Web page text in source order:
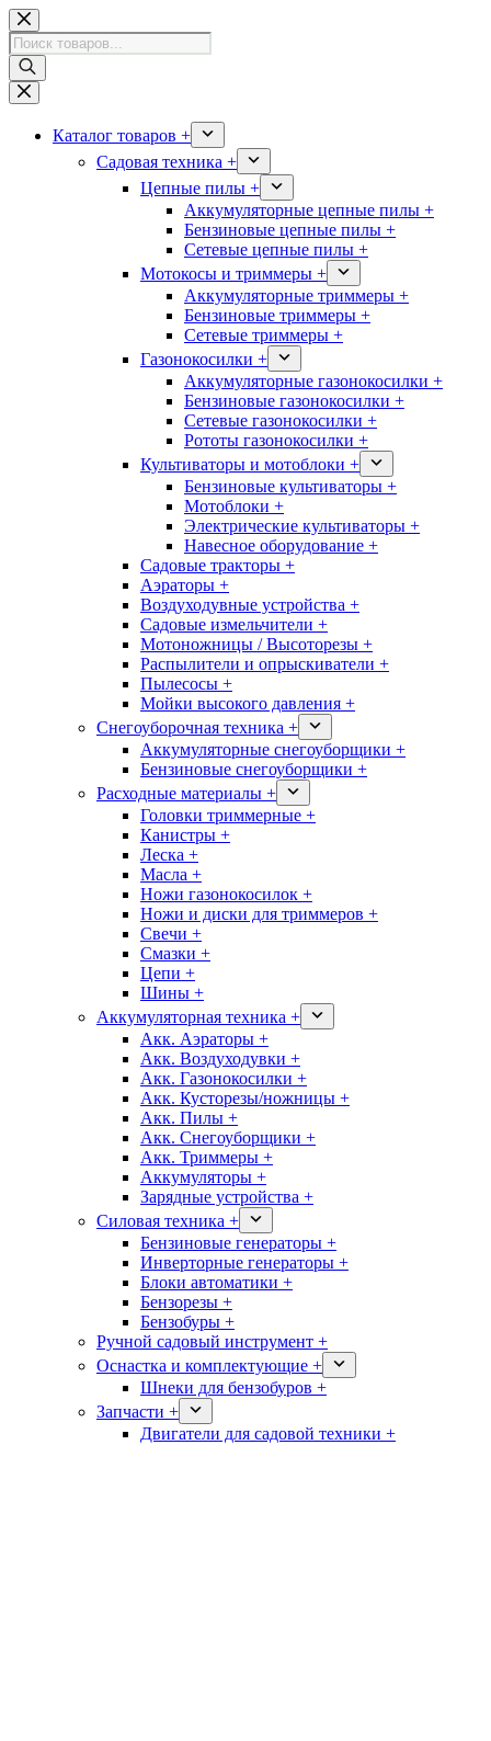
Перейти
к
сути
Поиск
товаров
Каталог товаров +
Садовая техника +
Цепные пилы +
Аккумуляторные цепные пилы +
Бензиновые цепные пилы +
Сетевые цепные пилы +
Мотокосы и триммеры +
Аккумуляторные триммеры +
Бензиновые триммеры +
Сетевые триммеры +
Газонокосилки +
Аккумуляторные газонокосилки +
Бензиновые газонокосилки +
Сетевые газонокосилки +
Рототы газонокосилки +
Культиваторы и мотоблоки +
Бензиновые культиваторы +
Мотоблоки +
Электрические культиваторы +
Навесное оборудование +
Садовые тракторы +
Аэраторы +
Воздуходувные устройства +
Садовые измельчители +
Мотоножницы / Высоторезы +
Распылители и опрыскиватели +
Пылесосы +
Мойки высокого давления +
Снегоуборочная техника +
Аккумуляторные снегоуборщики +
Бензиновые снегоуборщики +
Расходные материалы +
Головки триммерные +
Канистры +
Леска +
Масла +
Ножи газонокосилок +
Ножи и диски для триммеров +
Свечи +
Смазки +
Цепи +
Шины +
Аккумуляторная техника +
Акк. Аэраторы +
Акк. Воздуходувки +
Акк. Газонокосилки +
Акк. Кусторезы/ножницы +
Акк. Пилы +
Акк. Снегоуборщики +
Акк. Триммеры +
Аккумуляторы +
Зарядные устройства +
Силовая техника +
Бензиновые генераторы +
Инверторные генераторы +
Блоки автоматики +
Бензорезы +
Бензобуры +
Ручной садовый инструмент +
Оснастка и комплектующие +
Шнеки для бензобуров +
Запчасти +
Двигатели для садовой техники +